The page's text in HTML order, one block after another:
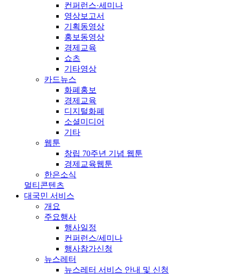
컨퍼런스·세미나
영상보고서
기획동영상
홍보동영상
경제교육
쇼츠
기타영상
카드뉴스
화폐홍보
경제교육
디지털화폐
소셜미디어
기타
웹툰
창립 70주년 기념 웹툰
경제교육웹툰
한은소식
멀티콘텐츠
대국민 서비스
개요
주요행사
행사일정
컨퍼런스/세미나
행사참가신청
뉴스레터
뉴스레터 서비스 안내 및 신청